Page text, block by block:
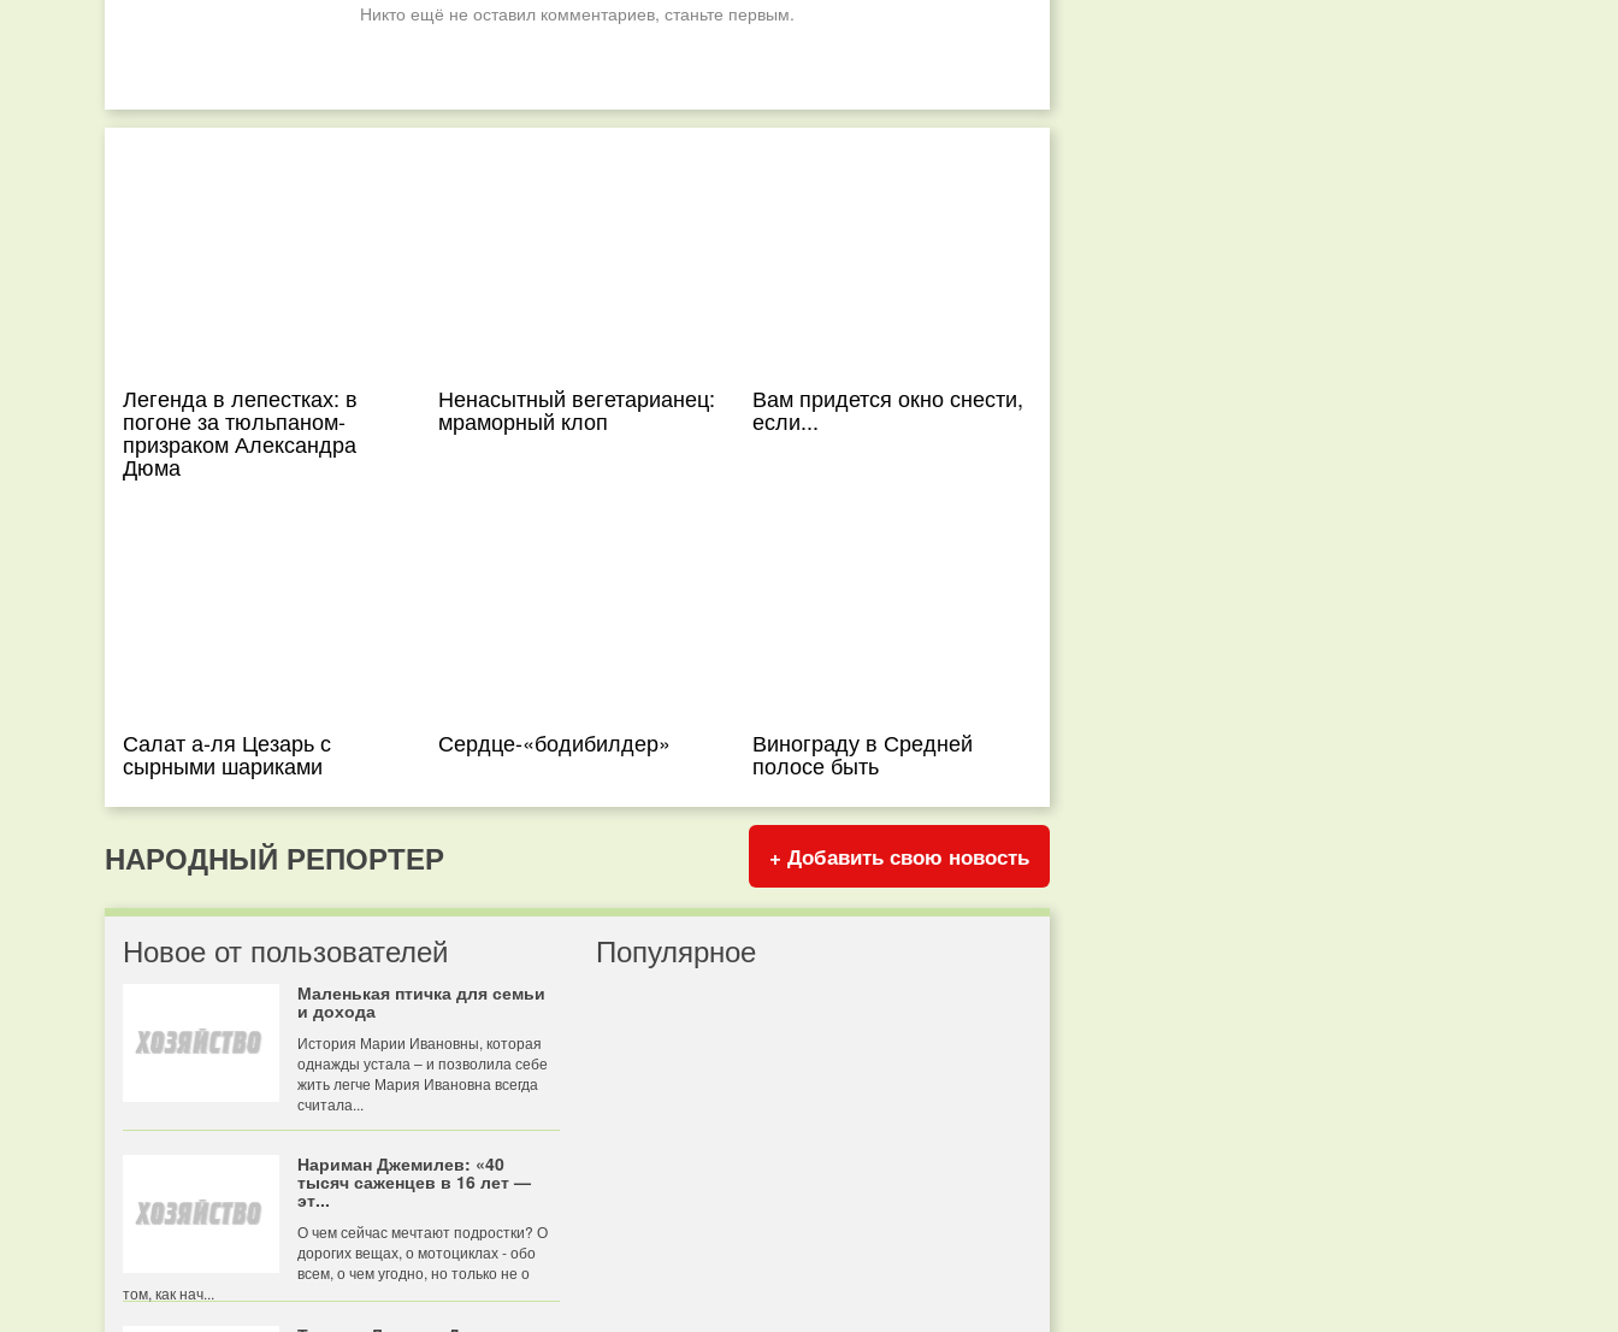
Никто ещё не оставил комментариев, станьте первым.
Легенда в лепестках: в
погоне за тюльпаном-
призраком Александра
Дюма
Ненасытный вегетарианец:
мраморный клоп
Вам придется окно снести,
если...
Салат а-ля Цезарь с
сырными шариками
Сердце-«бодибилдер» Винограду в Средней
полосе быть
НАРОДНЫЙ РЕПОРТЕР + Добавить свою новость
Новое от пользователей
Маленькая птичка для семьи
и дохода
История Марии Ивановны, которая
однажды устала – и позволила себе
жить легче Мария Ивановна всегда
считала...
Нариман Джемилев: «40
тысяч саженцев в 16 лет —
эт...
О чем сейчас мечтают подростки? О
дорогих вещах, о мотоциклах - обо
всем, о чем угодно, но только не о
том, как нач...
Популярное